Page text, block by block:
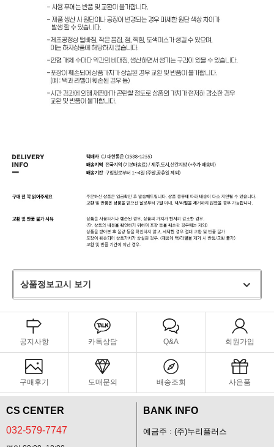
상품정보고시 보기
공지사항 카톡상담 Q&A 회원가입
구매후기 도매문의 배송조회 사은품
CS CENTER
032-579-7747
BANK INFO
예금주 : (주)누리플러스